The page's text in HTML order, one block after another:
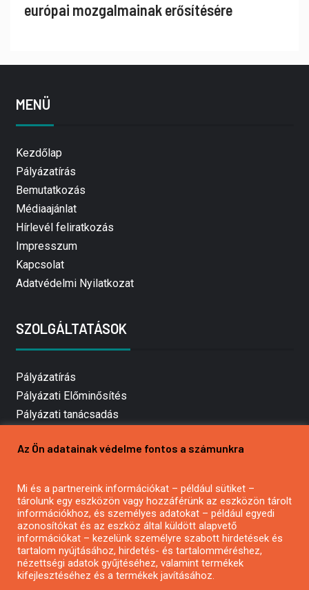
európai mozgalmainak erősítésére
MENÜ
Kezdőlap
Pályázatírás
Bemutatkozás
Médiaajánlat
Hírlevél feliratkozás
Impresszum
Kapcsolat
Adatvédelmi Nyilatkozat
SZOLGÁLTATÁSOK
Pályázatírás
Pályázati Előminősítés
Pályázati tanácsadás
Mezőgazdasági pályázatírás
Pályázatírás civil szervezeteknek
Pályázatírás önkormányzatoknak
Pályázatfigyelés
Specifikus pályázatfigyelés vagy hírlevél
Az Ön adatainak védelme fontos a számunkra
Mi és a partnereink információkat – például sütiket –
tárolunk egy eszközön vagy hozzáférünk az eszközön tárolt
információkhoz, és személyes adatokat – például egyedi
azonosítókat és az eszköz által küldött alapvető
információkat – kezelünk személyre szabott hirdetések és
tartalom nyújtásához, hirdetés- és tartalomméréshez,
nézettségi adatok gyűjtéséhez, valamint termékek
kifejlesztéséhez és a termékek javításához.